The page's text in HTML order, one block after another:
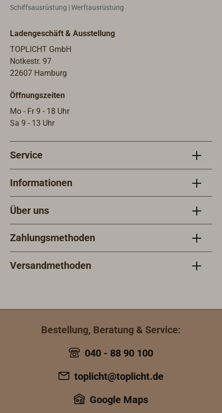
Schiffsausrüstung | Werftausrüstung
Ladengeschäft & Ausstellung
TOPLICHT GmbH
Notkestr. 97
22607 Hamburg
Öffnungszeiten
Mo - Fr 9 - 18 Uhr
Sa 9 - 13 Uhr
Service
Informationen
Über uns
Zahlungsmethoden
Versandmethoden
Bestellung, Beratung & Service:
040 - 88 90 100
toplicht@toplicht.de
Google Maps